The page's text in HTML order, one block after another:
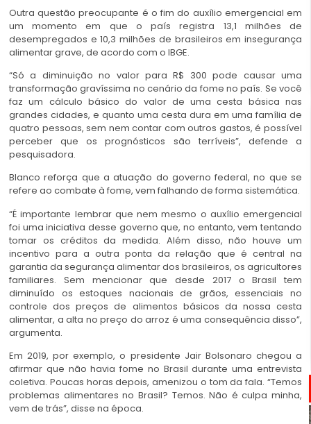
Outra questão preocupante é o fim do auxílio emergencial em
um momento em que o país registra 13,1 milhões de
desempregados e 10,3 milhões de brasileiros em insegurança
alimentar grave, de acordo com o IBGE.
“Só a diminuição no valor para R$ 300 pode causar uma
transformação gravíssima no cenário da fome no país. Se você
faz um cálculo básico do valor de uma cesta básica nas
grandes cidades, e quanto uma cesta dura em uma família de
quatro pessoas, sem nem contar com outros gastos, é possível
perceber que os prognósticos são terríveis”, defende a
pesquisadora.
Blanco reforça que a atuação do governo federal, no que se
refere ao combate à fome, vem falhando de forma sistemática.
“É importante lembrar que nem mesmo o auxílio emergencial
foi uma iniciativa desse governo que, no entanto, vem tentando
tomar os créditos da medida. Além disso, não houve um
incentivo para a outra ponta da relação que é central na
garantia da segurança alimentar dos brasileiros, os agricultores
familiares. Sem mencionar que desde 2017 o Brasil tem
diminuído os estoques nacionais de grãos, essenciais no
controle dos preços de alimentos básicos da nossa cesta
alimentar, a alta no preço do arroz é uma consequência disso”,
argumenta.
Em 2019, por exemplo, o presidente Jair Bolsonaro chegou a
afirmar que não havia fome no Brasil durante uma entrevista
coletiva. Poucas horas depois, amenizou o tom da fala. “Temos
problemas alimentares no Brasil? Temos. Não é culpa minha,
vem de trás”, disse na época.